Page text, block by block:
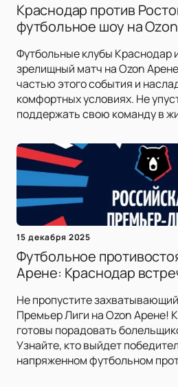
Краснодар против
футбольное шоу на
Футбольные клубы Краснодар
зрелищный матч на Ozon
частью этого события и
комфортных условиях. Не
поддержать свою команду в
15 декабря 2025
Футбольное
Арене: Краснодар
Не пропустите
Премьер Лиги на Ozon Арене!
готовы порадовать
Узнайте, кто выйдет
напряженном футбольном